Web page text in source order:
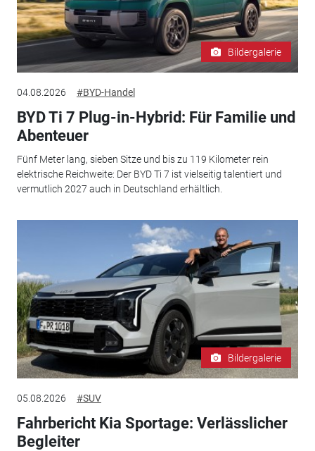
Bildergalerie
04.08.2026 #BYD-Handel
BYD Ti 7 Plug-in-Hybrid: Für Familie und
Abenteuer
Fünf Meter lang, sieben Sitze und bis zu 119 Kilometer rein
elektrische Reichweite: Der BYD Ti 7 ist vielseitig talentiert und
vermutlich 2027 auch in Deutschland erhältlich.
Bildergalerie
05.08.2026 #SUV
Fahrbericht Kia Sportage: Verlässlicher
Begleiter